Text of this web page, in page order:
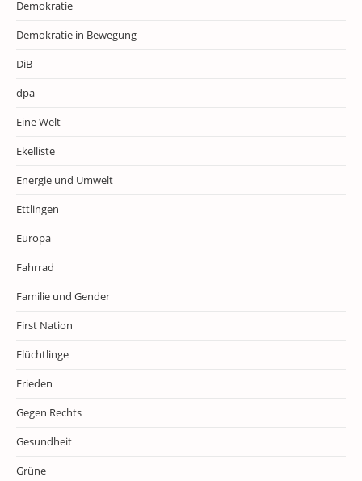
Demokratie
Demokratie in Bewegung
DiB
dpa
Eine Welt
Ekelliste
Energie und Umwelt
Ettlingen
Europa
Fahrrad
Familie und Gender
First Nation
Flüchtlinge
Frieden
Gegen Rechts
Gesundheit
Grüne